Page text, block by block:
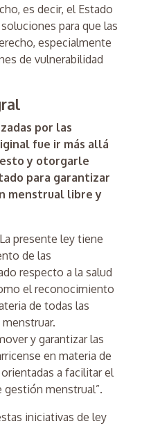
es decir, el Estado
para que las
especialmente
de vulnerabilidad
por las
fue ir más allá
y otorgarle
para garantizar
menstrual libre y
presente ley tiene
de las
respecto a la salud
el reconocimiento
de todas las
y garantizar las
en materia de
a facilitar el
menstrual”.
iniciativas de ley